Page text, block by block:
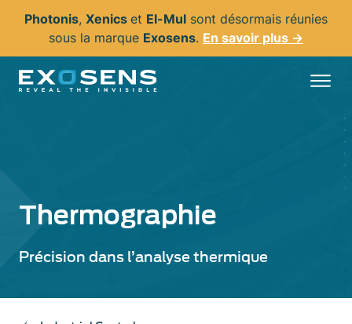
principal
Photonis, Xenics et El-Mul sont désormais réunies
sous la marque Exosens. En savoir plus →
Thermographie
Précision dans l’analyse thermique